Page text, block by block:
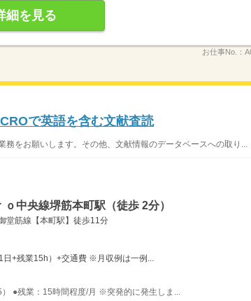
細を見る
お仕事No.：
で英語を含む文献査読
をお願いします。その他、文献情報のデータベースへの取り...
中央線堺筋本町駅（徒歩 2分）
堂筋線【本町駅】徒歩11分
+残業15h）+交通費 ※月収例は一例...
●残業：15時間程度/月 ※突発的に発生しま...